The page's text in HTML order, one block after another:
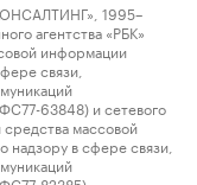
1995–
агентства «РБК»
информации
связи,
63848) и сетевого
средства массовой
в сфере связи,